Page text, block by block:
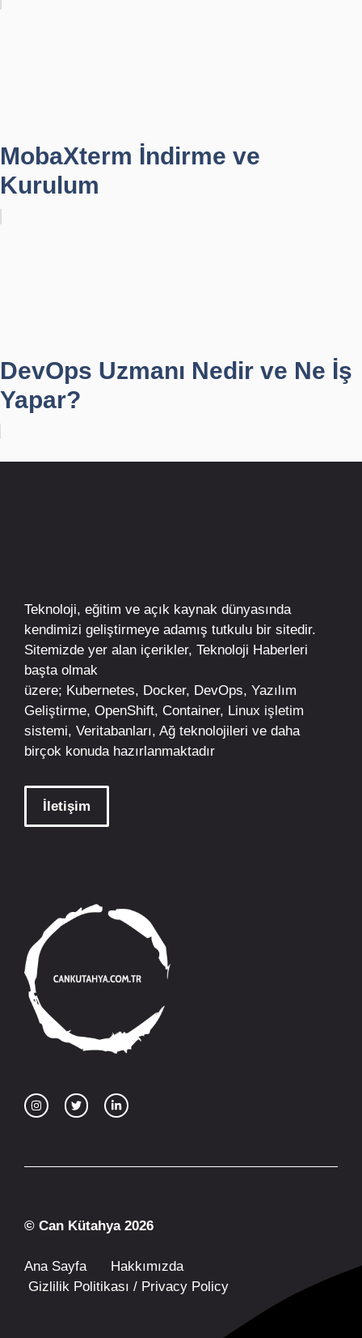
MobaXterm İndirme ve
Kurulum
DevOps Uzmanı Nedir ve Ne İş
Yapar?
Teknoloji, eğitim ve açık kaynak dünyasında
kendimizi geliştirmeye adamış tutkulu bir sitedir.
Sitemizde yer alan içerikler, Teknoloji Haberleri
başta olmak
üzere; Kubernetes, Docker, DevOps, Yazılım
Geliştirme, OpenShift, Container, Linux işletim
sistemi, Veritabanları, Ağ teknolojileri ve daha
birçok konuda hazırlanmaktadır
İletişim
© Can Kütahya 2026
Ana Sayfa
Hakkımızda
Gizlilik Politikası / Privacy Policy